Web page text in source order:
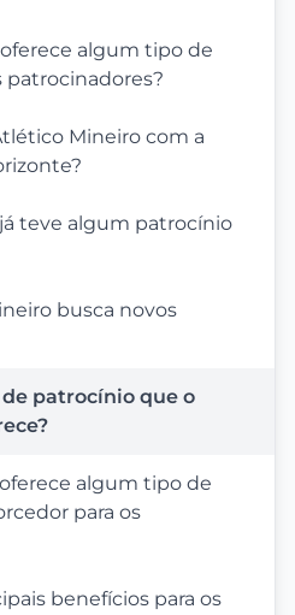
algum tipo de
patrocinadores?
Mineiro com a
teve algum patrocínio
busca novos
de patrocínio que o
algum tipo de
para os
benefícios para os